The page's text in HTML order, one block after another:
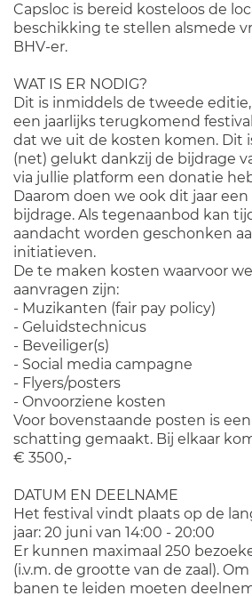
Capsloc is bereid kosteloos de
beschikking te stellen alsmede
BHV-er.
WAT IS ER NODIG?
Dit is inmiddels de tweede
een jaarlijks terugkomend
dat we uit de kosten komen. Dit
(net) gelukt dankzij de bijdrage
via jullie platform een donatie
Daarom doen we ook dit jaar
bijdrage. Als tegenaanbod kan
aandacht worden geschonken
initiatieven.
De te maken kosten waarvoor
aanvragen zijn:
- Muzikanten (fair pay policy)
- Geluidstechnicus
- Beveiliger(s)
- Social media campagne
- Flyers/posters
- Onvoorziene kosten
Voor bovenstaande posten is
schatting gemaakt. Bij elkaar
€ 3500,-
DATUM EN DEELNAME
Het festival vindt plaats op de
jaar: 20 juni van 14:00 - 20:00
Er kunnen maximaal 250
(i.v.m. de grootte van de zaal).
banen te leiden moeten